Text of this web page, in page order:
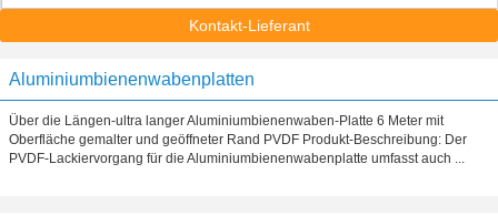
Kontakt-Lieferant
Aluminiumbienenwabenplatten
Über die Längen-ultra langer Aluminiumbienenwaben-Platte 6 Meter mit
Oberfläche gemalter und geöffneter Rand PVDF Produkt-Beschreibung: Der
PVDF-Lackiervorgang für die Aluminiumbienenwabenplatte umfasst auch ...